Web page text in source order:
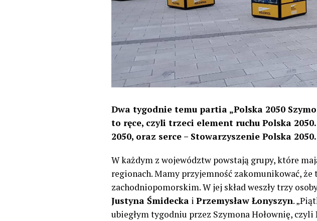
Dwa tygodnie temu partia „Polska 2050
to ręce, czyli trzeci element ruchu Polska
2050, oraz serce – Stowarzyszenie Polska 2050.
W każdym z województw powstają grupy, które
regionach. Mamy przyjemność zakomunikować,
zachodniopomorskim. W jej skład weszły trzy
Justyna Śmidecka i Przemysław Łonyszyn.
ubiegłym tygodniu przez Szymona Hołownię, czyli